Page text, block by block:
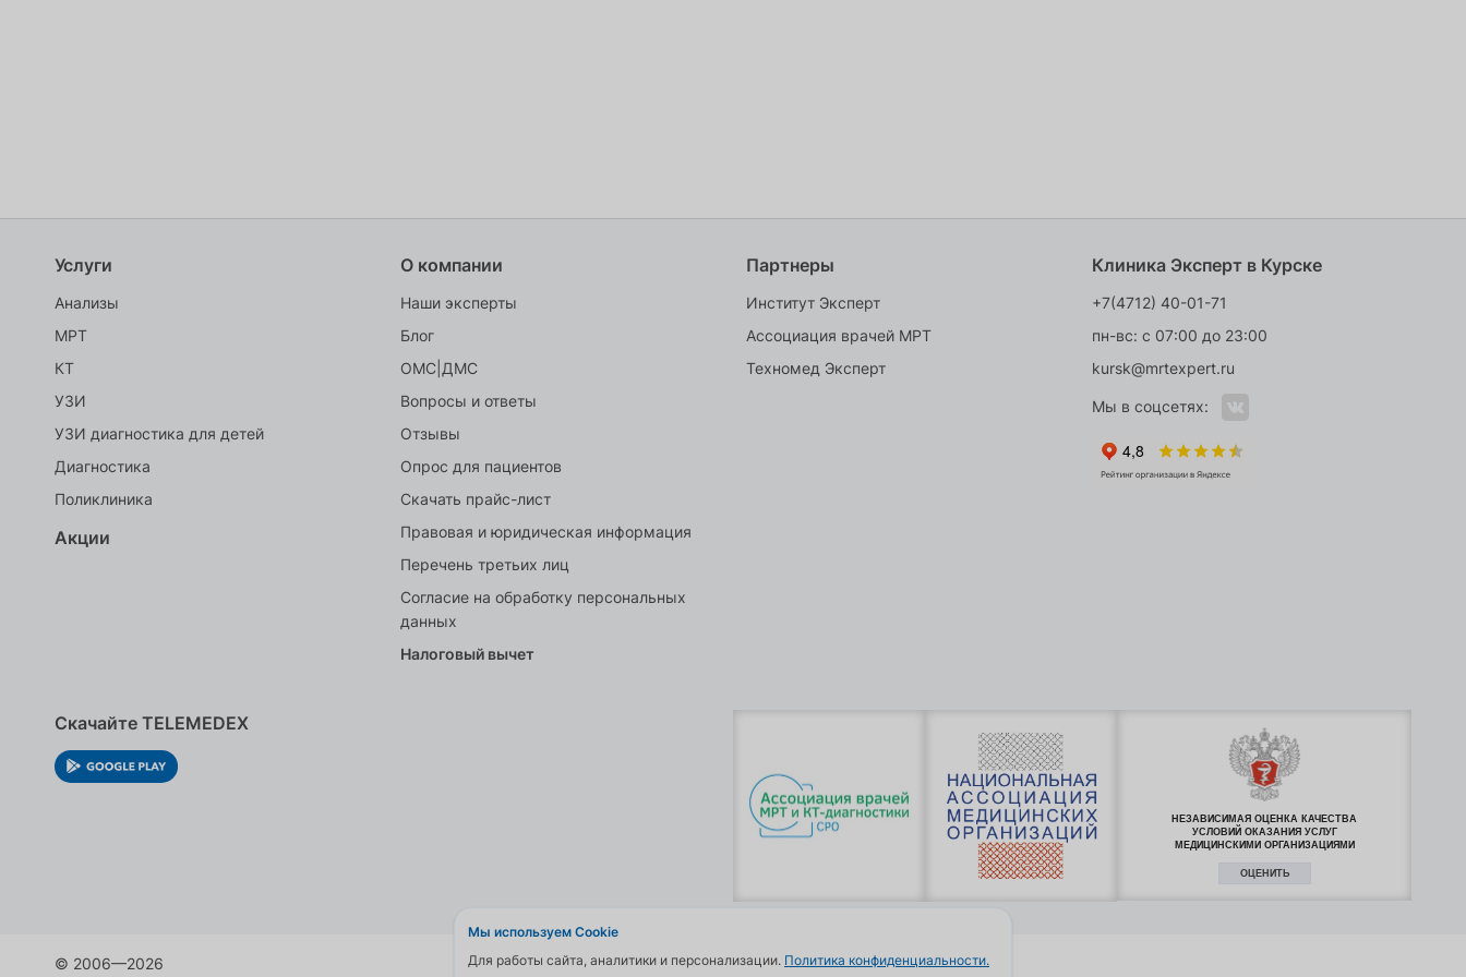
Услуги
Анализы
МРТ
КТ
УЗИ
УЗИ диагностика для детей
Диагностика
Поликлиника
Акции
О компании
Наши эксперты
Блог
ОМС|ДМС
Вопросы и ответы
Отзывы
Опрос для пациентов
Скачать прайс-лист
Правовая и юридическая информация
Перечень третьих лиц
Согласие на обработку персональных
данных
Налоговый вычет
Партнеры
Институт Эксперт
Ассоциация врачей МРТ
Техномед Эксперт
Клиника Эксперт в Курске
+7(4712) 40-01-71
пн-вс: с 07:00 до 23:00
kursk@mrtexpert.ru
Мы в соцсетях:
Скачайте TELEMEDEX
НЕЗАВИСИМАЯ ОЦЕНКА КАЧЕСТВА
УСЛОВИЙ ОКАЗАНИЯ УСЛУГ
МЕДИЦИНСКИМИ ОРГАНИЗАЦИЯМИ
ОЦЕНИТЬ
© 2006—2026
Мы используем Cookie
Для работы сайта, аналитики и персонализации. Политика конфиденциальности.